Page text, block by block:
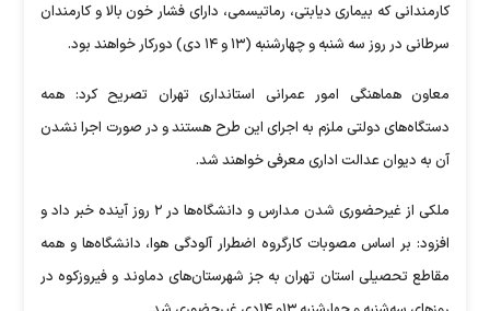
کارمندانی که بیماری دیابتی، رماتیسمی، دارای فشار خون بالا و کارمندان
سرطانی در روز سه شنبه و چهارشنبه (۱۳ و ۱۴ دی) دورکار خواهند بود.
معاون هماهنگی امور عمرانی استانداری تهران تصریح کرد: همه
دستگاه‌های دولتی ملزم به اجرای این طرح هستند و در صورت اجرا نشدن
آن به دیوان عدالت اداری معرفی خواهند شد.
ملکی از غیرحضوری شدن مدارس و دانشگاه‌ها در ۲ روز آینده خبر داد و
افزود: بر اساس مصوبات کارگروه اضطرار آلودگی هوا، دانشگاه‌ها و همه
مقاطع تحصیلی استان تهران به جز شهرستان‌های دماوند و فیروزکوه در